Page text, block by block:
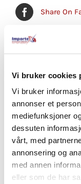
Vi bruker cookies
Vi bruker
annonser et
mediefunksjoner
dessuten
vårt, med
annonsering og
med annen
eller som de har
Share On
Relaterte